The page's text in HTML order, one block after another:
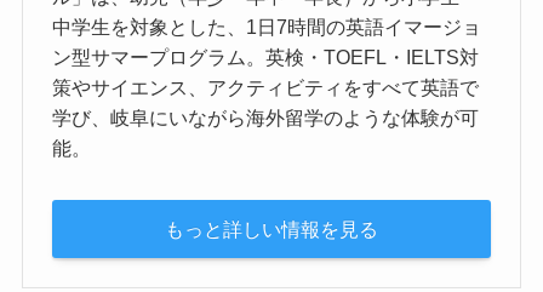
中学生を対象とした、1日7時間の英語イマージョ
ン型サマープログラム。英検・TOEFL・IELTS対
策やサイエンス、アクティビティをすべて英語で
学び、岐阜にいながら海外留学のような体験が可
能。
もっと詳しい情報を見る